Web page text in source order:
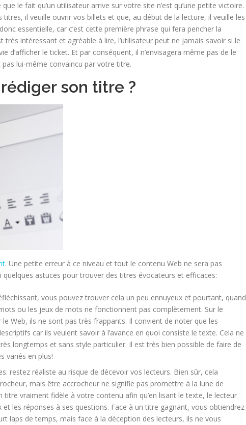
le fait qu’un utilisateur arrive sur votre site n’est qu’une petite victoire.
il veuille ouvrir vos billets et que, au début de la lecture, il veuille les
essentielle, car c’est cette première phrase qui fera pencher la
intéressant et agréable à lire, l’utilisateur peut ne jamais savoir si le
d’afficher le ticket. Et par conséquent, il n’envisagera même pas de le
pas lui-même convaincu par votre titre.
son titre ?
. Une petite erreur à ce niveau et tout le contenu Web ne sera pas
quelques astuces pour trouver des titres évocateurs et efficaces:
vous pouvez trouver cela un peu ennuyeux et pourtant, quand
ou les jeux de mots ne fonctionnent pas complètement. Sur le
Web, ils ne sont pas très frappants. Il convient de noter que les
car ils veulent savoir à l’avance en quoi consiste le texte. Cela ne
longtemps et sans style particulier. Il est très bien possible de faire de
variés en plus!
restez réaliste au risque de décevoir vos lecteurs. Bien sûr, cela
mais être accrocheur ne signifie pas promettre à la lune de
titre vraiment fidèle à votre contenu afin qu’en lisant le texte, le lecteur
et les réponses à ses questions. Face à un titre gagnant, vous obtiendrez
laps de temps, mais face à la déception des lecteurs, ils ne vous